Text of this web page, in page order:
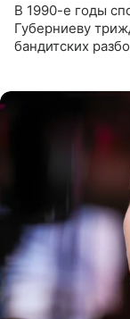
В 1990-е годы
Губерниеву
бандитских